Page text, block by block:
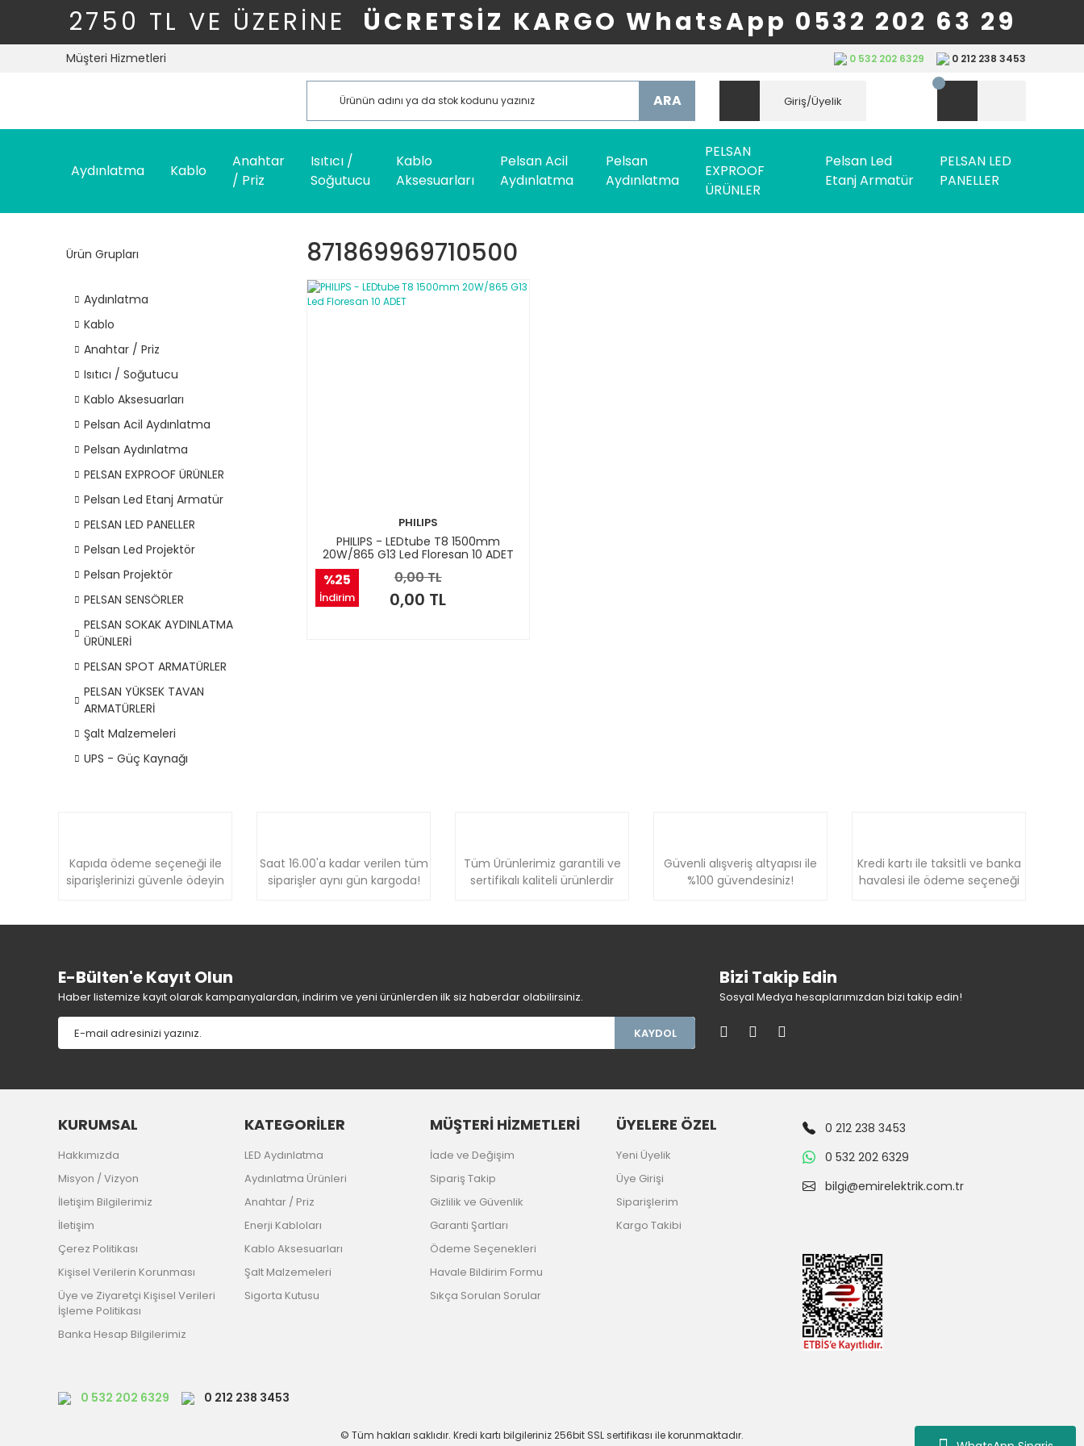
2750 TL VE ÜZERİNE ÜCRETSİZ KARGO WhatsApp 0532 202 63 29
Müşteri Hizmetleri 0 532 202 6329 0 212 238 3453
ARA Giriş/Üyelik
Aydınlatma Kablo
Anahtar
/ Priz
Isıtıcı /
Soğutucu
Kablo
Aksesuarları
Pelsan Acil
Aydınlatma
Pelsan
Aydınlatma
PELSAN
EXPROOF
ÜRÜNLER
Pelsan Led
Etanj Armatür
PELSAN LED
PANELLER
Ürün Grupları
Aydınlatma
Kablo
Anahtar / Priz
Isıtıcı / Soğutucu
Kablo Aksesuarları
Pelsan Acil Aydınlatma
Pelsan Aydınlatma
PELSAN EXPROOF ÜRÜNLER
Pelsan Led Etanj Armatür
PELSAN LED PANELLER
Pelsan Led Projektör
Pelsan Projektör
PELSAN SENSÖRLER
PELSAN SOKAK AYDINLATMA
ÜRÜNLERİ
PELSAN SPOT ARMATÜRLER
PELSAN YÜKSEK TAVAN
ARMATÜRLERİ
Şalt Malzemeleri
UPS - Güç Kaynağı
871869969710500
%25
İndirim
PHILIPS
PHILIPS - LEDtube T8 1500mm
20W/865 G13 Led Floresan 10 ADET
0,00 TL
0,00 TL
Kapıda ödeme seçeneği ile
siparişlerinizi güvenle ödeyin
Saat 16.00'a kadar verilen tüm
siparişler aynı gün kargoda!
Tüm Ürünlerimiz garantili ve
sertifikalı kaliteli ürünlerdir
Güvenli alışveriş altyapısı ile
%100 güvendesiniz!
Kredi kartı ile taksitli ve banka
havalesi ile ödeme seçeneği
E-Bülten'e Kayıt Olun
Haber listemize kayıt olarak kampanyalardan, indirim ve yeni ürünlerden ilk siz haberdar olabilirsiniz.
KAYDOL
Bizi Takip Edin
Sosyal Medya hesaplarımızdan bizi takip edin!
KURUMSAL
Hakkımızda
Misyon / Vizyon
İletişim Bilgilerimiz
İletişim
Çerez Politikası
Kişisel Verilerin Korunması
Üye ve Ziyaretçi Kişisel Verileri
İşleme Politikası
Banka Hesap Bilgilerimiz
KATEGORİLER
LED Aydınlatma
Aydınlatma Ürünleri
Anahtar / Priz
Enerji Kabloları
Kablo Aksesuarları
Şalt Malzemeleri
Sigorta Kutusu
MÜŞTERİ HİZMETLERİ
İade ve Değişim
Sipariş Takip
Gizlilik ve Güvenlik
Garanti Şartları
Ödeme Seçenekleri
Havale Bildirim Formu
Sıkça Sorulan Sorular
ÜYELERE ÖZEL
Yeni Üyelik
Üye Girişi
Siparişlerim
Kargo Takibi
0 212 238 3453
0 532 202 6329
bilgi@emirelektrik.com.tr
0 532 202 6329 0 212 238 3453
© Tüm hakları saklıdır. Kredi kartı bilgileriniz 256bit SSL sertifikası ile korunmaktadır.